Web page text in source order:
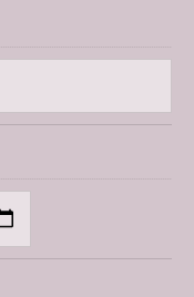
。
ないよう、適切に